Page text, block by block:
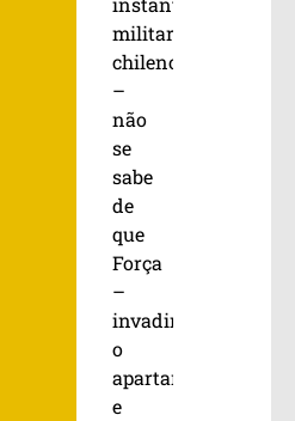
militares
chilenos
–
não
se
sabe
de
que
Força
–
invadiram
o
apartamento
e